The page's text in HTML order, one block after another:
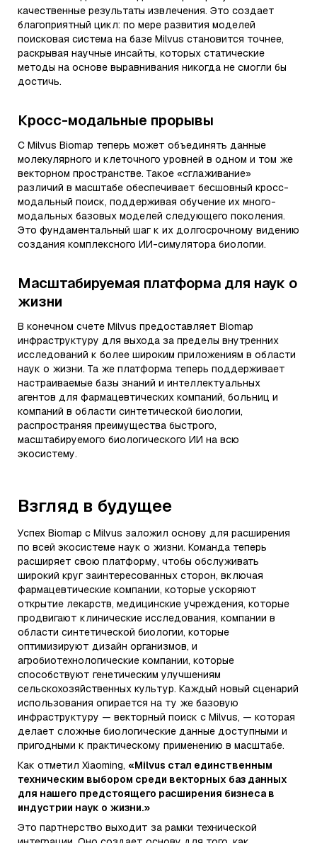
качественные результаты извлечения. Это создает
благоприятный цикл: по мере развития моделей
поисковая система на базе Milvus становится точнее,
раскрывая научные инсайты, которых статические
методы на основе выравнивания никогда не смогли бы
достичь.
Кросс-модальные прорывы
С Milvus Biomap теперь может объединять данные
молекулярного и клеточного уровней в одном и том же
векторном пространстве. Такое «сглаживание»
различий в масштабе обеспечивает бесшовный кросс-
модальный поиск, поддерживая обучение их много-
модальных базовых моделей следующего поколения.
Это фундаментальный шаг к их долгосрочному видению
создания комплексного ИИ-симулятора биологии.
Масштабируемая платформа для наук о
жизни
В конечном счете Milvus предоставляет Biomap
инфраструктуру для выхода за пределы внутренних
исследований к более широким приложениям в области
наук о жизни. Та же платформа теперь поддерживает
настраиваемые базы знаний и интеллектуальных
агентов для фармацевтических компаний, больниц и
компаний в области синтетической биологии,
распространяя преимущества быстрого,
масштабируемого биологического ИИ на всю
экосистему.
Взгляд в будущее
Успех Biomap с Milvus заложил основу для расширения
по всей экосистеме наук о жизни. Команда теперь
расширяет свою платформу, чтобы обслуживать
широкий круг заинтересованных сторон, включая
фармацевтические компании, которые ускоряют
открытие лекарств, медицинские учреждения, которые
продвигают клинические исследования, компании в
области синтетической биологии, которые
оптимизируют дизайн организмов, и
агробиотехнологические компании, которые
способствуют генетическим улучшениям
сельскохозяйственных культур. Каждый новый сценарий
использования опирается на ту же базовую
инфраструктуру — векторный поиск с Milvus, — которая
делает сложные биологические данные доступными и
пригодными к практическому применению в масштабе.
Как отметил Xiaoming, «Milvus стал единственным
техническим выбором среди векторных баз данных
для нашего предстоящего расширения бизнеса в
индустрии наук о жизни.»
Это партнерство выходит за рамки технической